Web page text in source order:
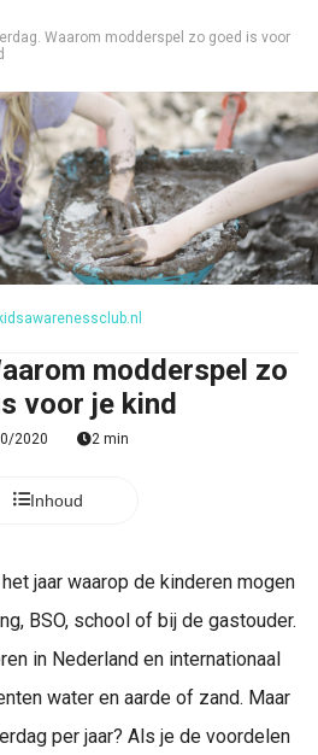
Waarom modderspel zo goed is voor
kidsawarenessclub.nl
modderspel zo
voor je kind
2020 2 min
Inhoud
jaar waarop de kinderen mogen
BSO, school of bij de gastouder.
in Nederland en internationaal
water en aarde of zand. Maar
per jaar? Als je de voordelen